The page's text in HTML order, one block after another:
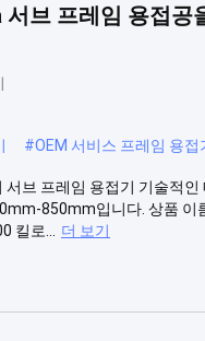
브 프레임 용접공
#OEM 서비스 프레임 용접
브 프레임 용접기 기술적
850mm입니다. 상품
킬로...
더 보기